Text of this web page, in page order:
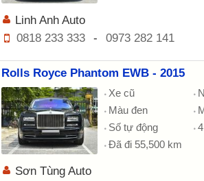
Linh Anh Auto
0818 233 333
- 0973 282 141
Rolls Royce Phantom EWB - 2015
Xe cũ
Màu đen
Số tự động
Đã đi 55,500 km
Sơn Tùng Auto